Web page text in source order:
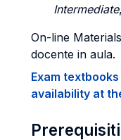
Intermediate
On-line
docente in aula.
Exam
availability at
Prerequisiti